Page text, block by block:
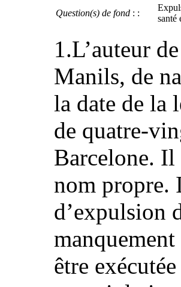
Question(s) de fond : :
santé
1.L’auteur
Manils, de
la date de la
de
Barcelone. Il
nom propre.
d’expulsion
être